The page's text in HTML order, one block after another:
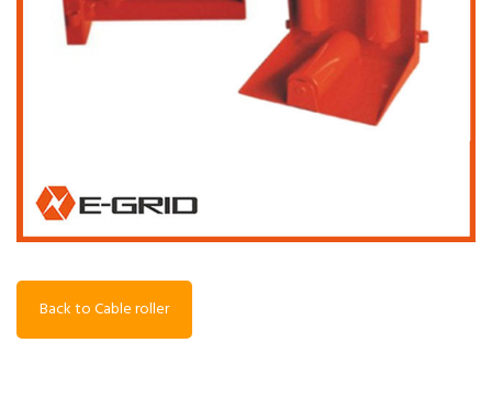
Back to Cable roller